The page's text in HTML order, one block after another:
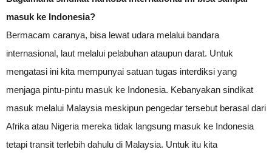
masuk ke Indonesia?
Bermacam caranya, bisa lewat udara melalui bandara
internasional, laut melalui pelabuhan ataupun darat. Untuk
mengatasi ini kita mempunyai satuan tugas interdiksi yang
menjaga pintu-pintu masuk ke Indonesia. Kebanyakan sindikat
masuk melalui Malaysia meskipun pengedar tersebut berasal dari
Afrika atau Nigeria mereka tidak langsung masuk ke Indonesia
tetapi transit terlebih dahulu di Malaysia. Untuk itu kita